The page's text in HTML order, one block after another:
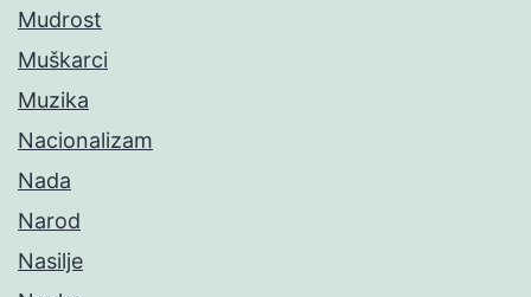
Mudrost
Muškarci
Muzika
Nacionalizam
Nada
Narod
Nasilje